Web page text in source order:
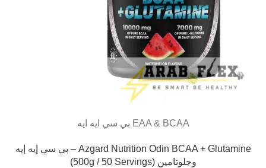
EAA & BCAA بي سي ايه ايه
Azgard Nutrition Odin BCAA + Glutamine – بي سي إيه إيه
وجلوتامين (500g / 50 Servings)